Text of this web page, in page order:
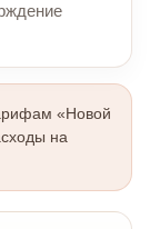
«Новой
на